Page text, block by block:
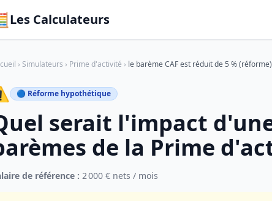
Les Calculateurs
› Simulateurs › Prime d'activité › le barème CAF est réduit de 5 %
🔵 Réforme hypothétique
serait l'impact
de la Prime
de référence : 2 000 € nets / mois